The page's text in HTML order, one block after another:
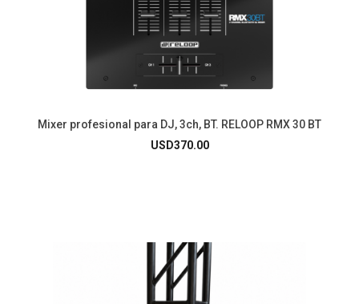
Mixer profesional para DJ, 3ch, BT. RELOOP RMX 30 BT
USD370.00